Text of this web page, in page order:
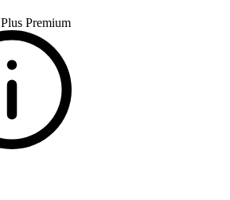
Plus Premium